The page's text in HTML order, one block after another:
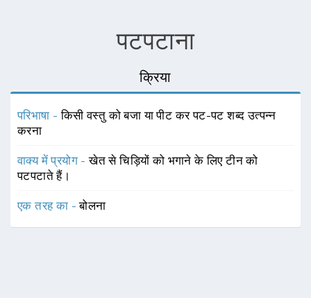
पटपटाना
क्रिया
परिभाषा -किसी वस्तु को बजा या पीट कर पट-पट शब्द उत्पन्न
करना
वाक्य में प्रयोग -खेत से चिड़ियों को भगाने के लिए टीन को
पटपटाते हैं।
एक तरह का -बोलना